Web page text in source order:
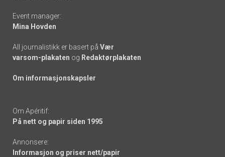
Event manager:
Mina Hovden
All journalistikk er basert på Vær
varsom-plakaten og Redaktørplakaten
Om informasjonskapsler
Om Apéritif:
På nett og papir siden 1995
Annonsere:
Informasjon og priser nett/papir